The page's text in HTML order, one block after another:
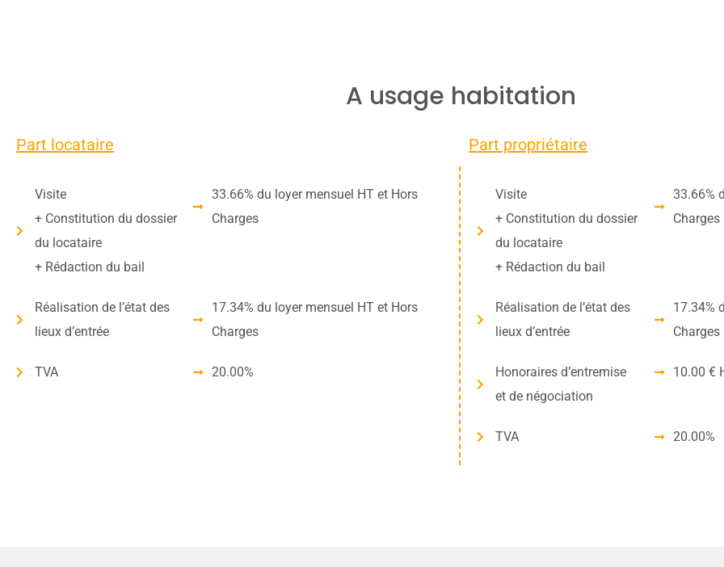
A usage habitation
Part locataire Part propriétaire
Visite
+ Constitution du dossier
du locataire
+ Rédaction du bail
33.66% du loyer mensuel HT et Hors
Charges
Réalisation de l’état des
lieux d’entrée
17.34% du loyer mensuel HT et Hors
Charges
TVA 20.00%
Visite
+ Constitution du dossier
du locataire
+ Rédaction du bail
33.66%
Charges
Réalisation de l’état des
lieux d’entrée
17.34%
Charges
Honoraires d’entremise
et de négociation
10.00 €
TVA 20.00%